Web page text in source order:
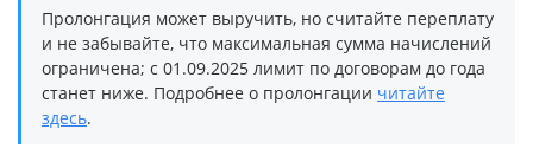
Пролонгация может выручить, но считайте переплату
и не забывайте, что максимальная сумма начислений
ограничена; с 01.09.2025 лимит по договорам до года
станет ниже. Подробнее о пролонгации читайте
здесь.